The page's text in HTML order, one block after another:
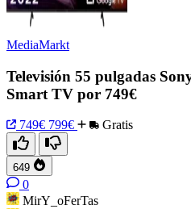
MediaMarkt
Televisión 55 pulgadas
Smart TV por 749€
749€ 799€ Gratis
649
0
MirY_oFerTas